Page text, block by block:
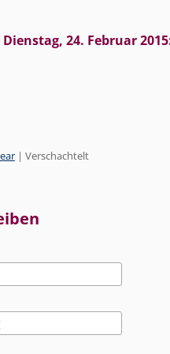
Dienstag, 24. Februar 2015
| Verschachtelt